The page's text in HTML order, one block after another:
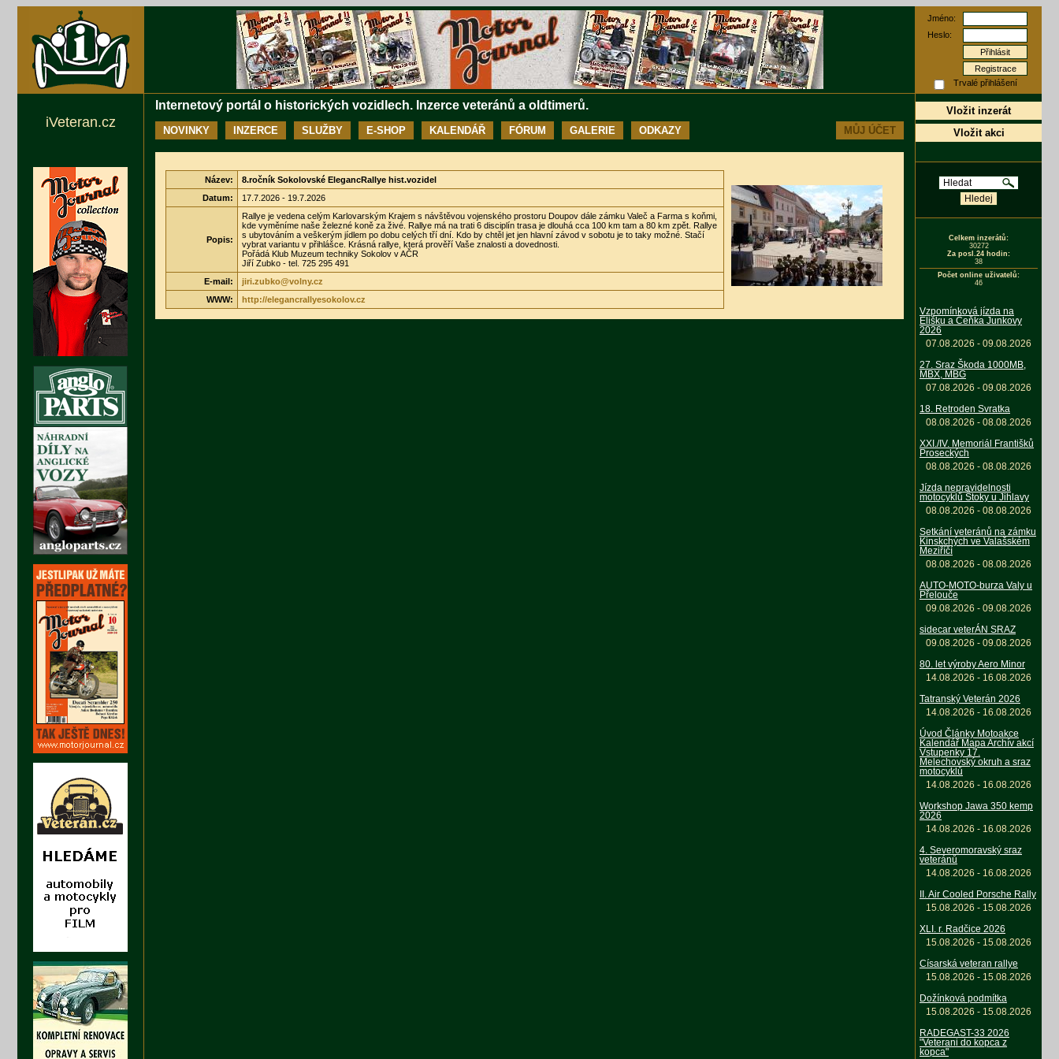
Internetový portál o historických vozidlech. Inzerce veteránů a oldtimerů.
NOVINKY INZERCE SLUŽBY E-SHOP KALENDÁŘ FÓRUM GALERIE ODKAZY MŮJ ÚČET
Název:
8.ročník Sokolovské ElegancRallye hist.vozidel
Datum:
17.7.2026 - 19.7.2026
Popis:
Rallye je vedena celým Karlovarským Krajem s návštěvou vojenského prostoru Doupov dále zámku Valeč a Farma s koňmi,
kde vyměníme naše železné koně za živé. Rallye má na trati 6 disciplín trasa je dlouhá cca 100 km tam a 80 km zpět. Rallye
s ubytováním a veškerým jídlem po dobu celých tří dní. Kdo by chtěl jet jen hlavní závod v sobotu je to taky možné. Stačí
vybrat variantu v přihlášce. Krásná rallye, která prověří Vaše znalosti a dovednosti.
Pořádá Klub Muzeum techniky Sokolov v AČR
Jiří Zubko - tel. 725 295 491
E-mail:
jiri.zubko@volny.cz
WWW:
http://elegancrallyesokolov.cz
Jméno:
Heslo:
Registrace
Trvalé přihlášení
Vložit inzerát
Vložit akci
Celkem inzerátů:
30272
Za posl.24 hodin:
38
Počet online uživatelů:
46
Vzpomínková jízda na
Elišku a Čeňka Junkovy
2026
07.08.2026 - 09.08.2026
27. Sraz Škoda 1000MB,
MBX, MBG
07.08.2026 - 09.08.2026
18. Retroden Svratka
08.08.2026 - 08.08.2026
XXI./IV. Memoriál Františků
Proseckých
08.08.2026 - 08.08.2026
Jízda nepravidelnosti
motocyklů Štoky u Jihlavy
08.08.2026 - 08.08.2026
Setkání veteránů na zámku
Kinskchých ve Valašském
Meziříčí
08.08.2026 - 08.08.2026
AUTO-MOTO-burza Valy u
Přelouče
09.08.2026 - 09.08.2026
sidecar veterÁN SRAZ
09.08.2026 - 09.08.2026
80. let výroby Aero Minor
14.08.2026 - 16.08.2026
Tatranský Veterán 2026
14.08.2026 - 16.08.2026
Úvod Články Motoakce
Kalendář Mapa Archív akcí
Vstupenky 17.
Melechovský okruh a sraz
motocyklů
14.08.2026 - 16.08.2026
Workshop Jawa 350 kemp
2026
14.08.2026 - 16.08.2026
4. Severomoravský sraz
veteránů
14.08.2026 - 16.08.2026
II. Air Cooled Porsche Rally
15.08.2026 - 15.08.2026
XLI. r. Radčice 2026
15.08.2026 - 15.08.2026
Císarská veteran rallye
15.08.2026 - 15.08.2026
Dožínková podmítka
15.08.2026 - 15.08.2026
RADEGAST-33 2026
"Veterani do kopca z
kopca"
iVeteran.cz